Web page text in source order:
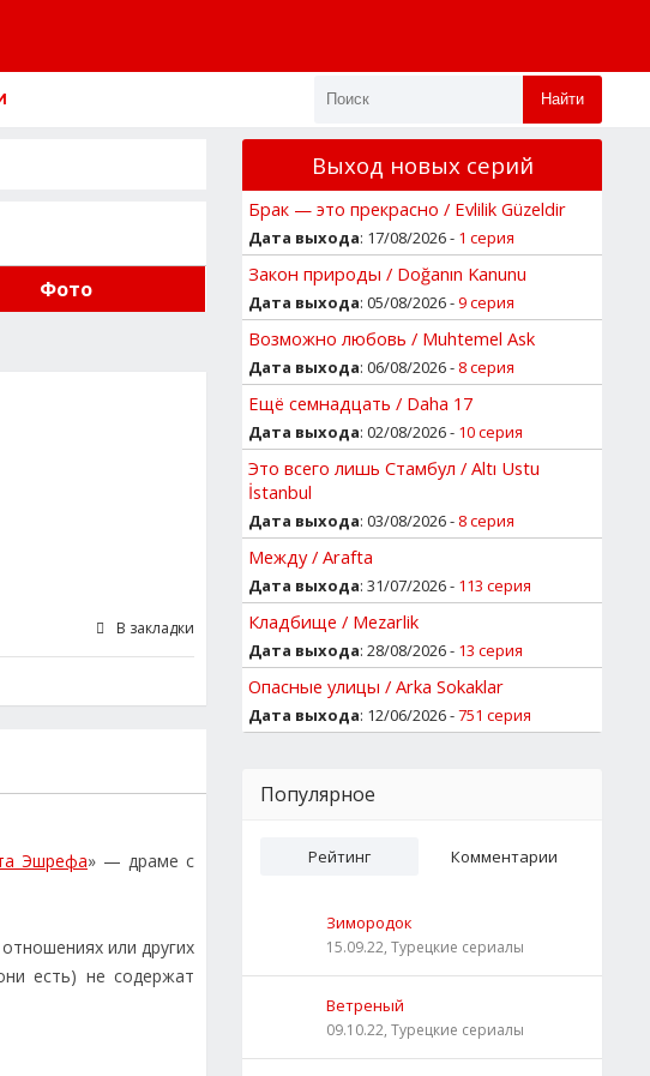
Найти
Фото
В закладки
Эшрефа» — драме с
или других
есть) не содержат
Выход новых серий
Брак — это прекрасно / Evlilik Güzeldir
Дата выхода: 17/08/2026 - 1 серия
Закон природы / Doğanın Kanunu
Дата выхода: 05/08/2026 -9 серия
Возможно любовь / Muhtemel Ask
Дата выхода: 06/08/2026 - 8 серия
Ещё семнадцать / Daha 17
Дата выхода: 02/08/2026 - 10 серия
Это всего лишь Стамбул / Altı Ustu
İstanbul
Дата выхода: 03/08/2026 - 8 серия
Между / Arafta
Дата выхода: 31/07/2026 - 113 серия
Кладбище / Mezarlik
Дата выхода: 28/08/2026 - 13 серия
Опасные улицы / Arka Sokaklar
Дата выхода: 12/06/2026 -751 серия
Популярное
Рейтинг Комментарии
Зимородок
15.09.22, Турецкие сериалы
Ветреный
09.10.22, Турецкие сериалы